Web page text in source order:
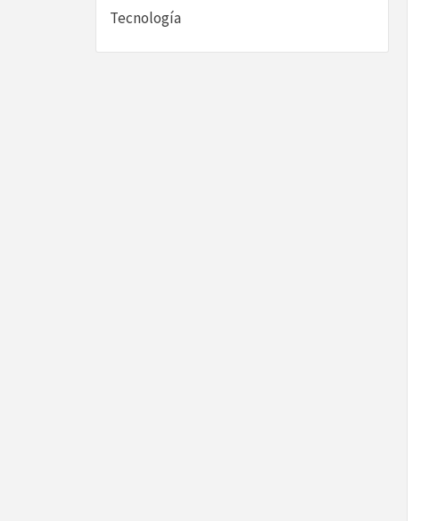
Tecnología